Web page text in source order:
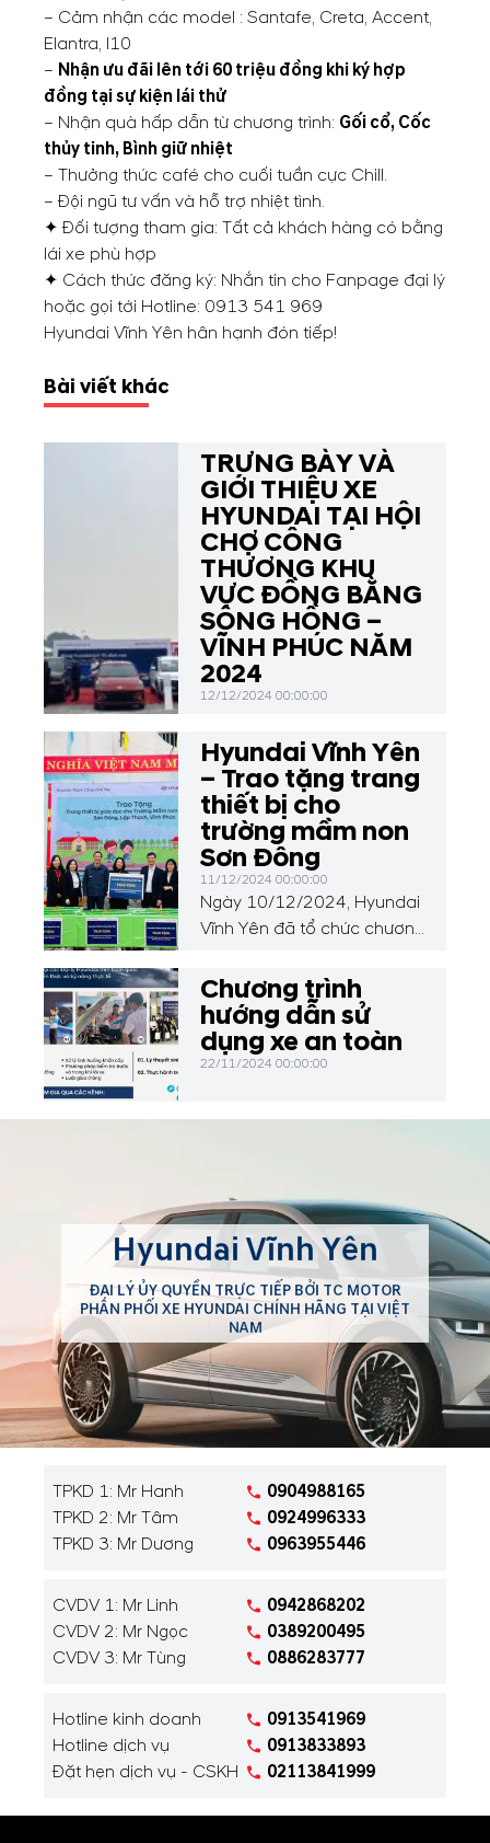
– Cảm nhận các model : Santafe, Creta, Accent,
Elantra, I10
– Nhận ưu đãi lên tới 60 triệu đồng khi ký hợp
đồng tại sự kiện lái thử
– Nhận quà hấp dẫn từ chương trình: Gối cổ, Cốc
thủy tinh, Bình giữ nhiệt
– Thưởng thức café cho cuối tuần cực Chill.
– Đội ngũ tư vấn và hỗ trợ nhiệt tình.
✦ Đối tượng tham gia: Tất cả khách hàng có bằng
lái xe phù hợp
✦ Cách thức đăng ký: Nhắn tin cho Fanpage đại lý
hoặc gọi tới Hotline: 0913 541 969
Hyundai Vĩnh Yên hân hạnh đón tiếp!
Bài viết khác
TRƯNG BÀY VÀ
GIỚI THIỆU XE
HYUNDAI TẠI HỘI
CHỢ CÔNG
THƯƠNG KHU
VỰC ĐỒNG BẰNG
SÔNG HỒNG –
VĨNH PHÚC NĂM
2024
12/12/2024 00:00:00
Hyundai Vĩnh Yên
– Trao tặng trang
thiết bị cho
trường mầm non
Sơn Đông
11/12/2024 00:00:00
Ngày 10/12/2024, Hyundai
Vĩnh Yên đã tổ chức chương
trao tặng 50 chiếc bàn học,
01 loa, 30 bộ đồ dùng học
liệu và đồ chơi cho các em
học sinh tại Trường Mầm
Chương trình
hướng dẫn sử
dụng xe an toàn
22/11/2024 00:00:00
Hyundai Vĩnh Yên
ĐẠI LÝ ỦY QUYỀN TRỰC TIẾP BỞI TC MOTOR
PHÂN PHỐI XE HYUNDAI CHÍNH HÃNG TẠI VIỆT
NAM
TPKD 1: Mr Hanh
TPKD 2: Mr Tâm
TPKD 3: Mr Dương
0904988165
0924996333
0963955446
CVDV 1: Mr Linh
CVDV 2: Mr Ngọc
CVDV 3: Mr Tùng
0942868202
0389200495
0886283777
Hotline kinh doanh
Hotline dịch vụ
Đặt hẹn dịch vụ - CSKH
0913541969
0913833893
02113841999